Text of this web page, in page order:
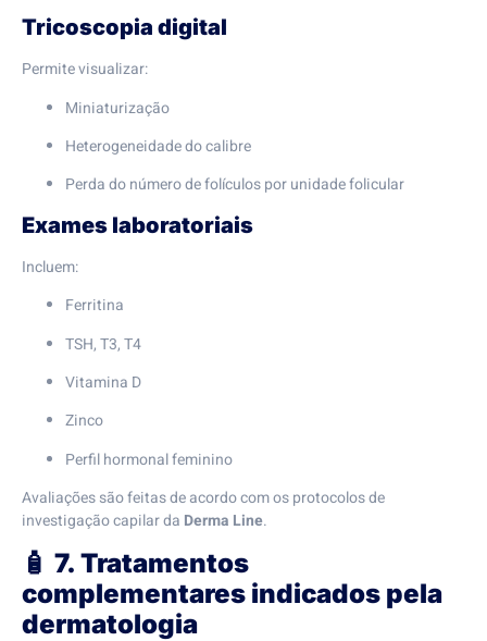
Tricoscopia digital
Permite visualizar:
Miniaturização
Heterogeneidade do calibre
Perda do número de folículos por unidade folicular
Exames laboratoriais
Incluem:
Ferritina
TSH, T3, T4
Vitamina D
Zinco
Perfil hormonal feminino
Avaliações são feitas de acordo com os protocolos de
investigação capilar da Derma Line.
🧴 7. Tratamentos
complementares indicados pela
dermatologia